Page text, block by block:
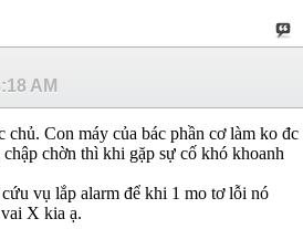
AM
Con máy của bác phần cơ làm ko đc
chờn thì khi gặp sự cố khó khoanh
vụ lắp alarm để khi 1 mo tơ lỗi nó
X kia ạ.